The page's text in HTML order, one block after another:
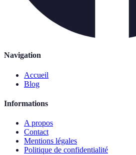
Navigation
Accueil
Blog
Informations
A propos
Contact
Mentions légales
Politique de confidentialité